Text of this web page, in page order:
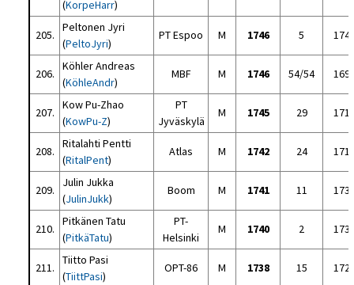
(KorpeHarr)
205.
Peltonen Jyri
(PeltoJyri)
PT Espoo M 1746 5
206.
Köhler Andreas
(KöhleAndr)
MBF M 1746 54/54
207.
Kow Pu-Zhao
(KowPu-Z)
PT
Jyväskylä
M 1745 29
208.
Ritalahti Pentti
(RitalPent)
Atlas M 1742 24
209.
Julin Jukka
(JulinJukk)
Boom M 1741 11
210.
Pitkänen Tatu
(PitkäTatu)
PT-
Helsinki
M 1740 2
211.
Tiitto Pasi
(TiittPasi)
OPT-86 M 1738 15